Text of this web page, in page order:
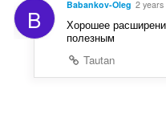
B Babankov-Oleg 2 years
Хорошее
полезным
Tautan